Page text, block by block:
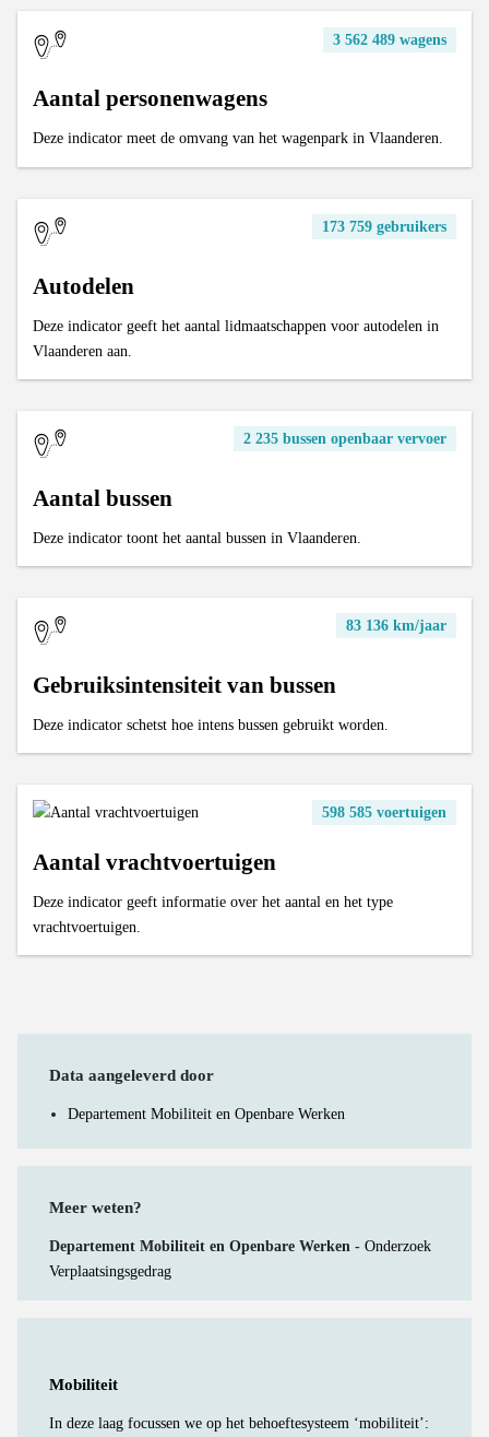
3 562 489 wagens
Aantal personenwagens
Deze indicator meet de omvang van het wagenpark in Vlaanderen.
173 759 gebruikers
Autodelen
Deze indicator geeft het aantal lidmaatschappen voor autodelen in
Vlaanderen aan.
2 235 bussen openbaar vervoer
Aantal bussen
Deze indicator toont het aantal bussen in Vlaanderen.
83 136 km/jaar
Gebruiksintensiteit van bussen
Deze indicator schetst hoe intens bussen gebruikt worden.
598 585 voertuigen
Aantal vrachtvoertuigen
Deze indicator geeft informatie over het aantal en het type
vrachtvoertuigen.
Data aangeleverd door
Departement Mobiliteit en Openbare Werken
Meer weten?
Departement Mobiliteit en Openbare Werken - Onderzoek
Verplaatsingsgedrag
Mobiliteit
In deze laag focussen we op het behoeftesysteem ‘mobiliteit’: